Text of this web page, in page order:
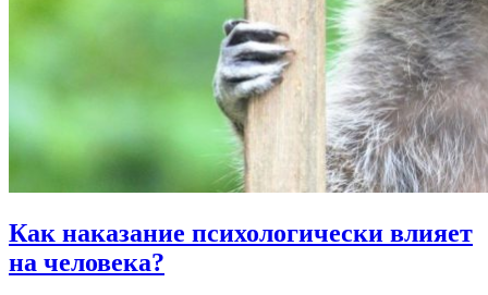
Как наказание психологически влияет
на человека?